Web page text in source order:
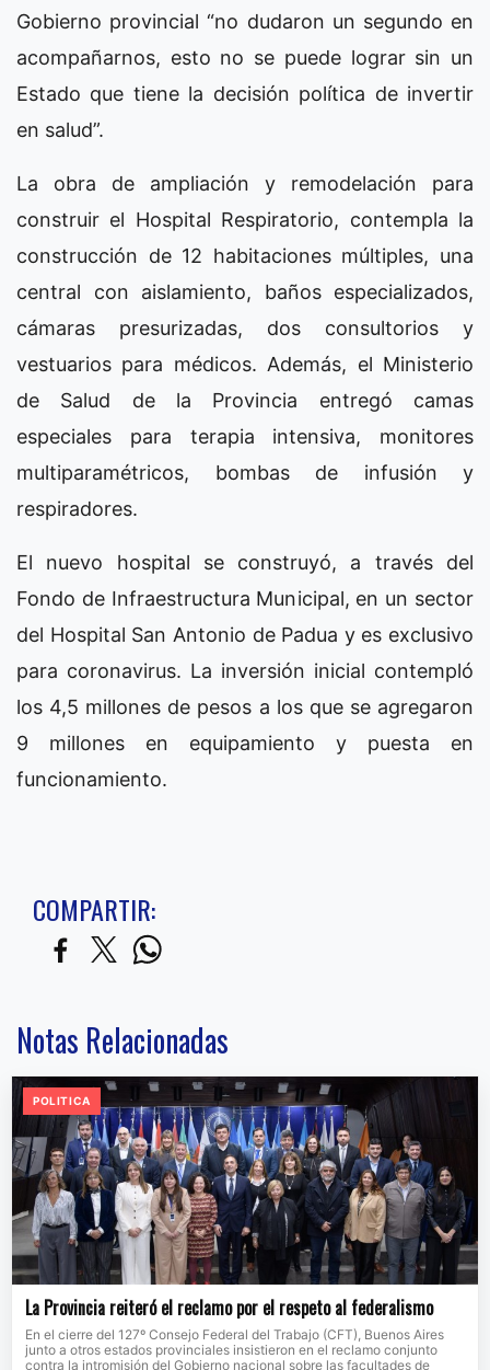
Gobierno provincial “no dudaron un segundo en
acompañarnos, esto no se puede lograr sin un
Estado que tiene la decisión política de invertir
en salud”.
La obra de ampliación y remodelación para
construir el Hospital Respiratorio, contempla la
construcción de 12 habitaciones múltiples, una
central con aislamiento, baños especializados,
cámaras presurizadas, dos consultorios y
vestuarios para médicos. Además, el Ministerio
de Salud de la Provincia entregó camas
especiales para terapia intensiva, monitores
multiparamétricos, bombas de infusión y
respiradores.
El nuevo hospital se construyó, a través del
Fondo de Infraestructura Municipal, en un sector
del Hospital San Antonio de Padua y es exclusivo
para coronavirus. La inversión inicial contempló
los 4,5 millones de pesos a los que se agregaron
9 millones en equipamiento y puesta en
funcionamiento.
COMPARTIR:
Notas Relacionadas
POLITICA
La Provincia reiteró el reclamo por el respeto al federalismo
En el cierre del 127º Consejo Federal del Trabajo (CFT), Buenos Aires
junto a otros estados provinciales insistieron en el reclamo conjunto
contra la intromisión del Gobierno nacional sobre las facultades de